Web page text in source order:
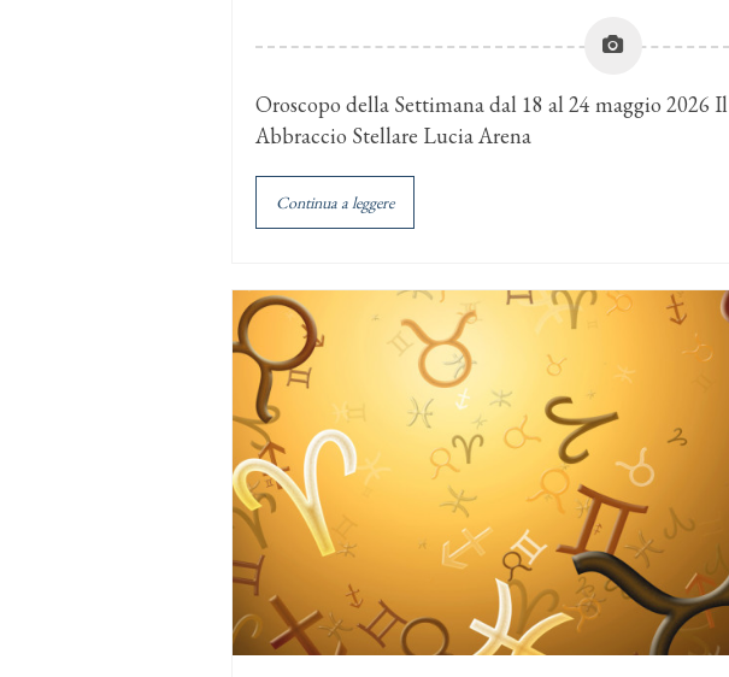
Oroscopo della Settimana dal 18 al 24 maggio 2026
Abbraccio Stellare Lucia Arena
Continua a leggere